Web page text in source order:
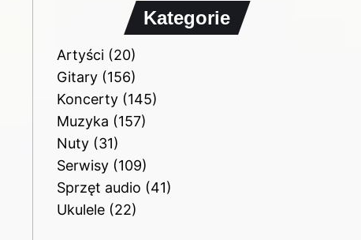
Kategorie
Artyści(20)
Gitary(156)
Koncerty(145)
Muzyka (157)
Nuty(31)
Serwisy(109)
Sprzęt audio (41)
Ukulele(22)